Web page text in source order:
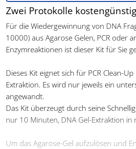
Zwei Protokolle
Für die Wiedergewinnung von DNA
10000) aus Agarose Gelen, PCR oder
Enzymreaktionen ist dieser Kit für Sie
Dieses Kit eignet sich für PCR Clean-
Extraktion. Es wird nur jeweils ein
angewandt.
Das Kit überzeugt durch seine
nur 10 Minuten, DNA Gel-Extraktion
Um das Agarose-Gel aufzulösen und